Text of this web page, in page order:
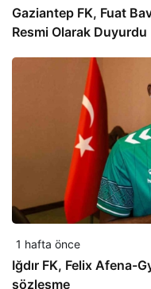
Gaziantep FK, Fuat
Resmi Olarak Duyurdu
1 hafta önce
Iğdır FK, Felix Afena-
sözleşme